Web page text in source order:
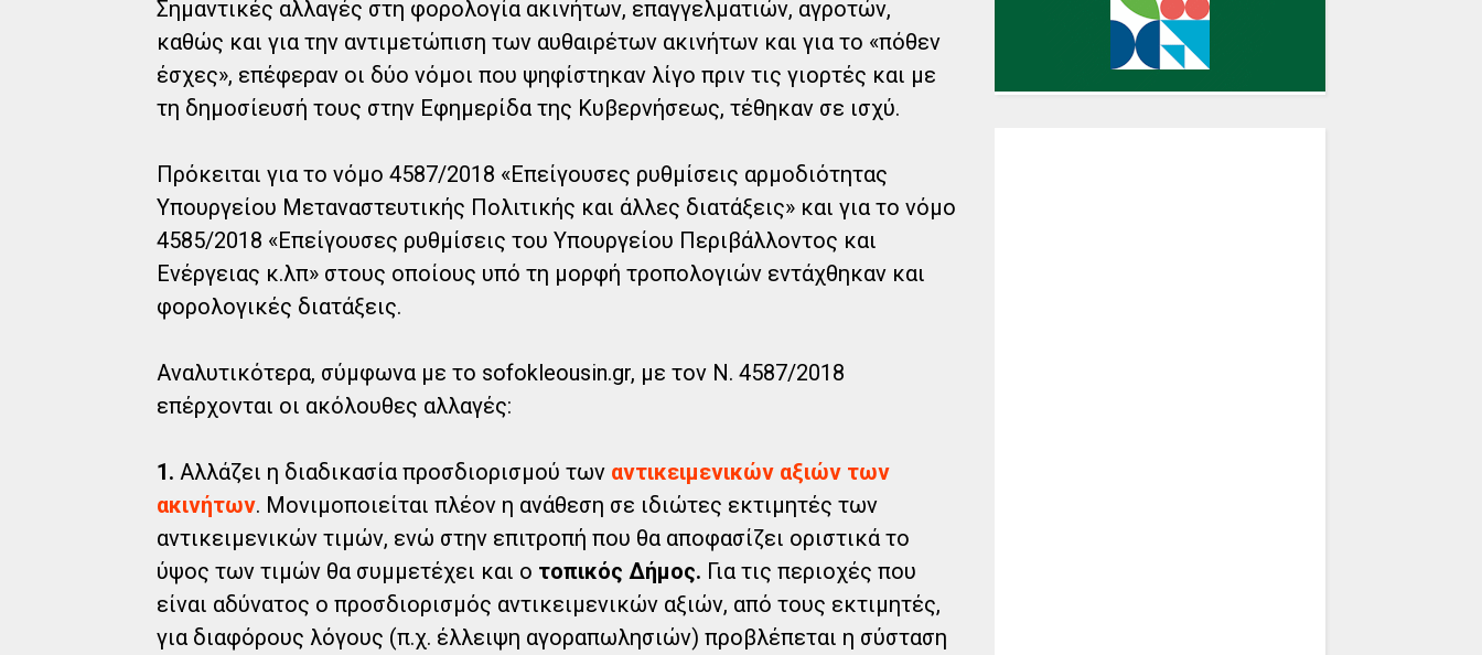
Σημαντικές αλλαγές στη φορολογία ακινήτων, επαγγελματιών, αγροτών,
καθώς και για την αντιμετώπιση των αυθαιρέτων ακινήτων και για το «πόθεν
έσχες», επέφεραν οι δύο νόμοι που ψηφίστηκαν λίγο πριν τις γιορτές και με
τη δημοσίευσή τους στην Εφημερίδα της Κυβερνήσεως, τέθηκαν σε ισχύ.
Πρόκειται για το νόμο 4587/2018 «Επείγουσες ρυθμίσεις αρμοδιότητας
Υπουργείου Μεταναστευτικής Πολιτικής και άλλες διατάξεις» και για το νόμο
4585/2018 «Επείγουσες ρυθμίσεις του Υπουργείου Περιβάλλοντος και
Ενέργειας κ.λπ» στους οποίους υπό τη μορφή τροπολογιών εντάχθηκαν και
φορολογικές διατάξεις.
Αναλυτικότερα, σύμφωνα με το sofokleousin.gr, με τον Ν. 4587/2018
επέρχονται οι ακόλουθες αλλαγές:
1. Αλλάζει η διαδικασία προσδιορισμού των αντικειμενικών αξιών των
ακινήτων. Μονιμοποιείται πλέον η ανάθεση σε ιδιώτες εκτιμητές των
αντικειμενικών τιμών, ενώ στην επιτροπή που θα αποφασίζει οριστικά το
ύψος των τιμών θα συμμετέχει και ο τοπικός Δήμος. Για τις περιοχές που
είναι αδύνατος ο προσδιορισμός αντικειμενικών αξιών, από τους εκτιμητές,
για διαφόρους λόγους (π.χ. έλλειψη αγοραπωλησιών) προβλέπεται η σύσταση